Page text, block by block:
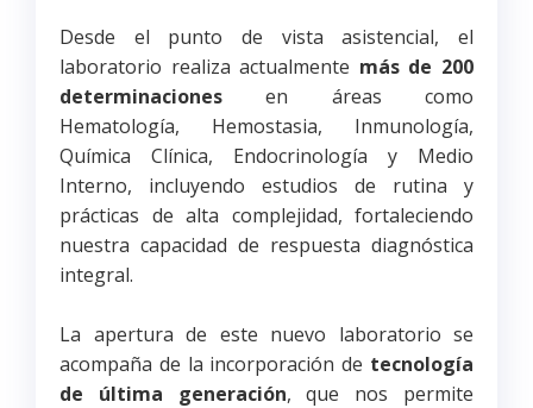
Desde el punto de vista asistencial, el
laboratorio realiza actualmente más de 200
determinaciones en áreas como
Hematología, Hemostasia, Inmunología,
Química Clínica, Endocrinología y Medio
Interno, incluyendo estudios de rutina y
prácticas de alta complejidad, fortaleciendo
nuestra capacidad de respuesta diagnóstica
integral.
La apertura de este nuevo laboratorio se
acompaña de la incorporación de tecnología
de última generación, que nos permite